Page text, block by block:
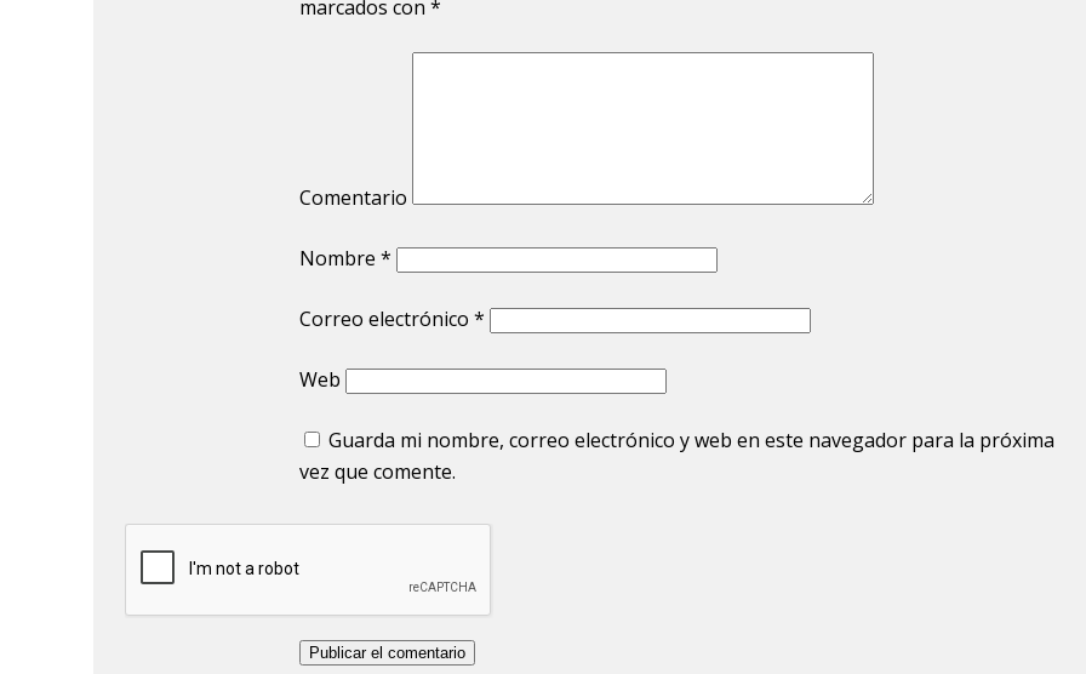
marcados con *
Comentario
Nombre *
Correo electrónico *
Web
Guarda mi nombre, correo electrónico y web en este navegador para la próxima
vez que comente.